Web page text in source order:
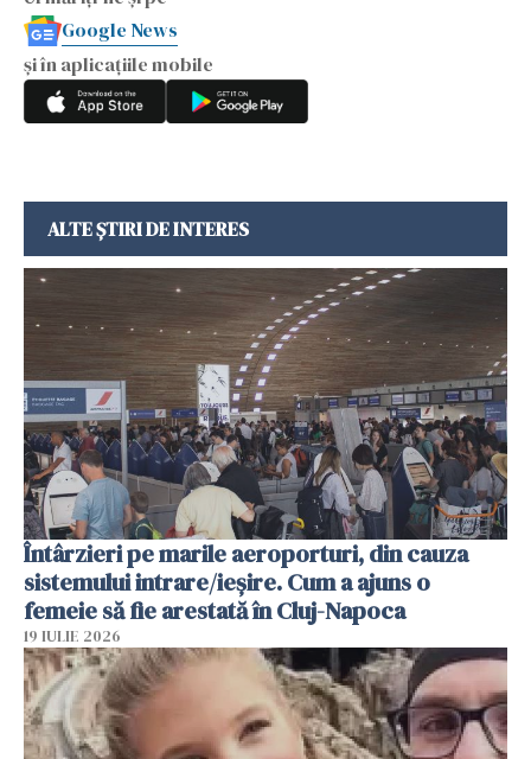
Google News
și în aplicațiile mobile
ALTE ȘTIRI DE INTERES
Întârzieri pe marile aeroporturi, din cauza
sistemului intrare/ieșire. Cum a ajuns o
femeie să fie arestată în Cluj-Napoca
19 IULIE 2026